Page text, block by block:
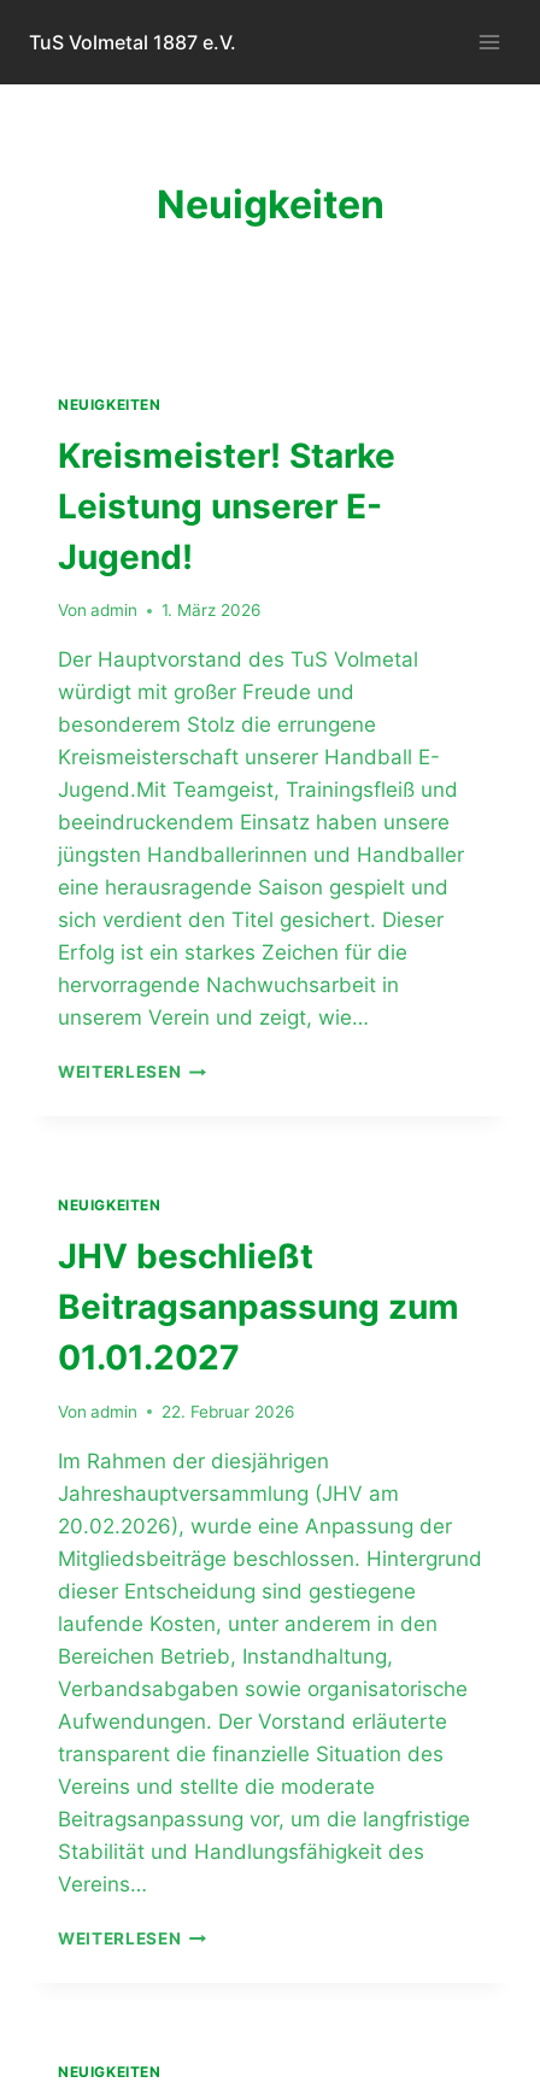
Inhalt
springen
TuS Volmetal 1887 e.V.
Neuigkeiten
NEUIGKEITEN
Kreismeister! Starke
Leistung unserer E-
Jugend!
Von admin 1. März 2026
Der Hauptvorstand des TuS Volmetal
würdigt mit großer Freude und
besonderem Stolz die errungene
Kreismeisterschaft unserer Handball E-
Jugend.Mit Teamgeist, Trainingsfleiß und
beeindruckendem Einsatz haben unsere
jüngsten Handballerinnen und Handballer
eine herausragende Saison gespielt und
sich verdient den Titel gesichert. Dieser
Erfolg ist ein starkes Zeichen für die
hervorragende Nachwuchsarbeit in
unserem Verein und zeigt, wie…
WEITERLESEN KREISMEISTER!
NEUIGKEITEN
JHV beschließt
Beitragsanpassung zum
01.01.2027
Von admin 22. Februar 2026
Im Rahmen der diesjährigen
Jahreshauptversammlung (JHV am
20.02.2026), wurde eine Anpassung der
Mitgliedsbeiträge beschlossen. Hintergrund
dieser Entscheidung sind gestiegene
laufende Kosten, unter anderem in den
Bereichen Betrieb, Instandhaltung,
Verbandsabgaben sowie organisatorische
Aufwendungen. Der Vorstand erläuterte
transparent die finanzielle Situation des
Vereins und stellte die moderate
Beitragsanpassung vor, um die langfristige
Stabilität und Handlungsfähigkeit des
Vereins…
WEITERLESEN JHV
NEUIGKEITEN